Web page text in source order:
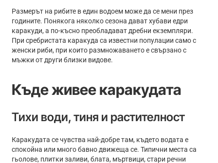
Размерът на рибите в един водоем може да се мени през
годините. Понякога няколко сезона дават хубави едри
каракуди, а по-късно преобладават дребни екземпляри.
При сребристата каракуда са известни популации само с
женски риби, при които размножаването е свързано с
мъжки от други близки видове.
Къде живее каракудата
Тихи води, тиня и растителност
Каракудата се чувства най-добре там, където водата е
спокойна или много бавно движеща се. Типични места са
гьолове, плитки заливи, блата, мъртвици, стари речни